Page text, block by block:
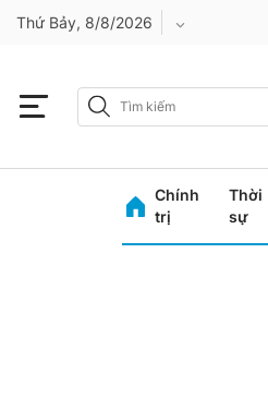
Thứ Bảy, 8/8/2026
Bình Phước
Chính
trị
Thời
sự